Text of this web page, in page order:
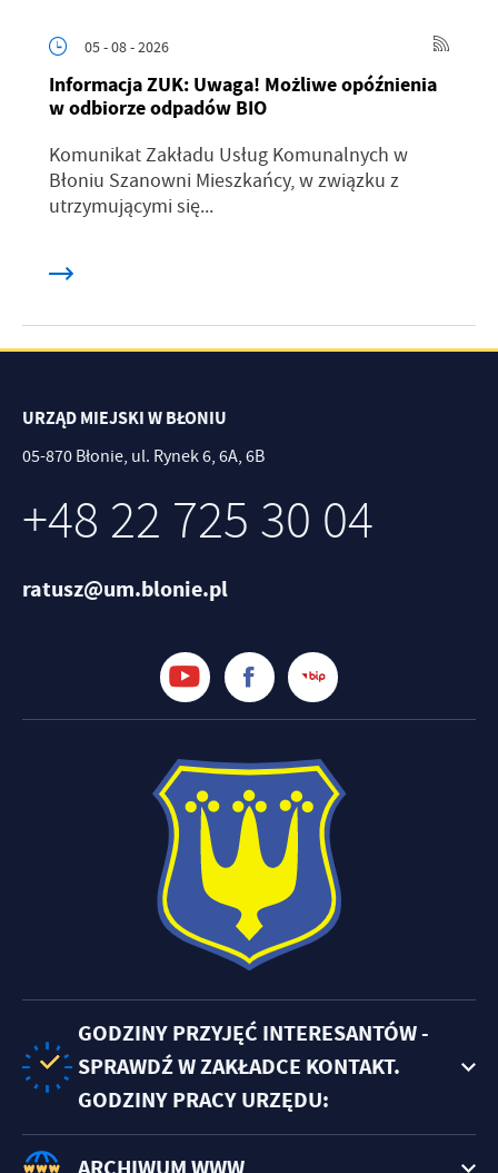
05 - 08 - 2026
Informacja ZUK: Uwaga! Możliwe opóźnienia
w odbiorze odpadów BIO
Komunikat Zakładu Usług Komunalnych w
Błoniu Szanowni Mieszkańcy, w związku z
utrzymującymi się...
URZĄD MIEJSKI W BŁONIU
05-870 Błonie, ul. Rynek 6, 6A, 6B
+48 22 725 30 04
ratusz@um.blonie.pl
GODZINY PRZYJĘĆ INTERESANTÓW -
SPRAWDŹ W ZAKŁADCE KONTAKT.
GODZINY PRACY URZĘDU: